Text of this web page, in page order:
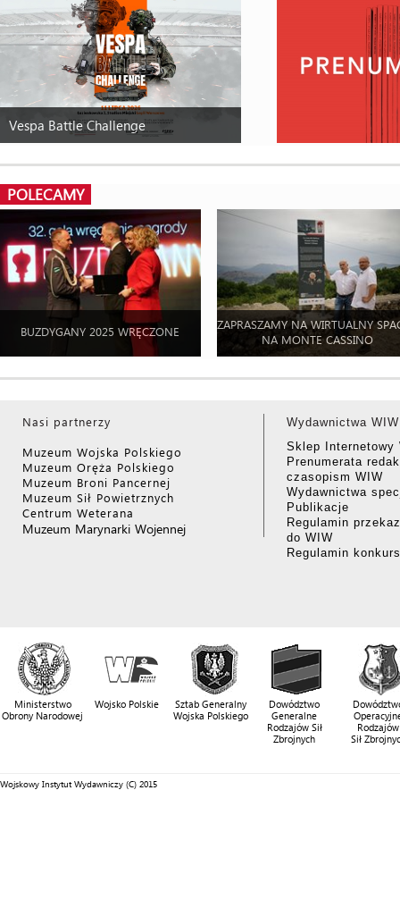
Vespa Battle Challenge
POLECAMY
BUZDYGANY 2025 WRĘCZONE
ZAPRASZAMY NA WIRTUALNY
NA MONTE CASSINO
Nasi partnerzy
Muzeum Wojska Polskiego
Muzeum Oręża Polskiego
Muzeum Broni Pancernej
Muzeum Sił Powietrznych
Centrum Weterana
Muzeum Marynarki Wojennej
Wydawnictwa WIW
Sklep Internetowy
Prenumerata
czasopism WIW
Wydawnictwa
Publikacje
Regulamin
do WIW
Regulamin
Ministerstwo
Obrony Narodowej
Wojsko Polskie
Sztab Generalny
Wojska Polskiego
Dowództwo
Generalne
Rodzajów Sił
Zbrojnych
Rodzajów
Sił
Wojskowy Instytut Wydawniczy (C) 2015